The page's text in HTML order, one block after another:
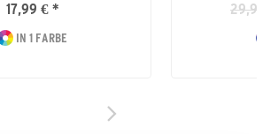
17,99 € *
IN 1 FARBE
29,99